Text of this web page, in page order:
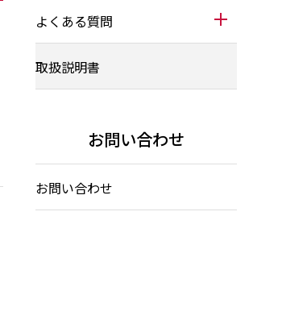
よくある質問
取扱説明書
お問い合わせ
お問い合わせ